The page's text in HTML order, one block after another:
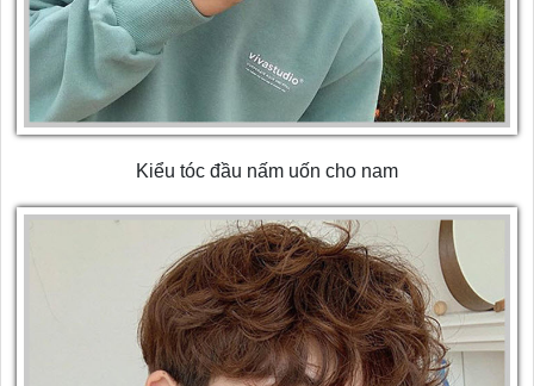
Kiểu tóc đầu nấm uốn cho nam